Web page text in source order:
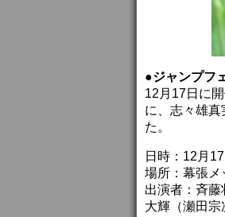
●ジャンプフ
12月17日に
に、志々雄
た。
日時：12月
場所：幕張メ
出演者：斉
大輝（瀬田宗